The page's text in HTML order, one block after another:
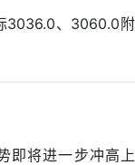
3036.0、3060.0附
即将进一步冲高上